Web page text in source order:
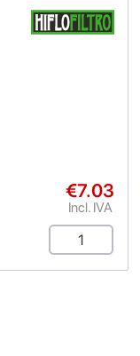
€7.03
Incl. IVA